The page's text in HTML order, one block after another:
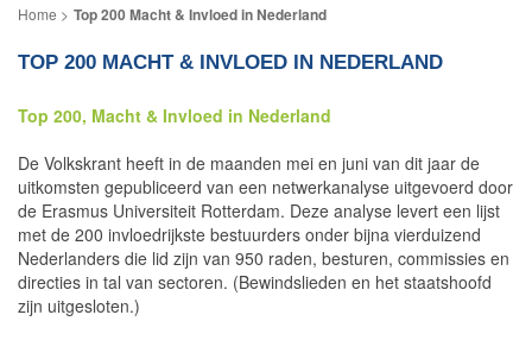
Top 200 Macht & Invloed in Nederland
TOP 200 MACHT & INVLOED IN NEDERLAND
Top 200, Macht & Invloed in Nederland
De Volkskrant heeft in de maanden mei en juni van dit jaar de
uitkomsten gepubliceerd van een netwerkanalyse uitgevoerd door
de Erasmus Universiteit Rotterdam. Deze analyse levert een lijst
met de 200 invloedrijkste bestuurders onder bijna vierduizend
Nederlanders die lid zijn van 950 raden, besturen, commissies en
directies in tal van sectoren. (Bewindslieden en het staatshoofd
zijn uitgesloten.)